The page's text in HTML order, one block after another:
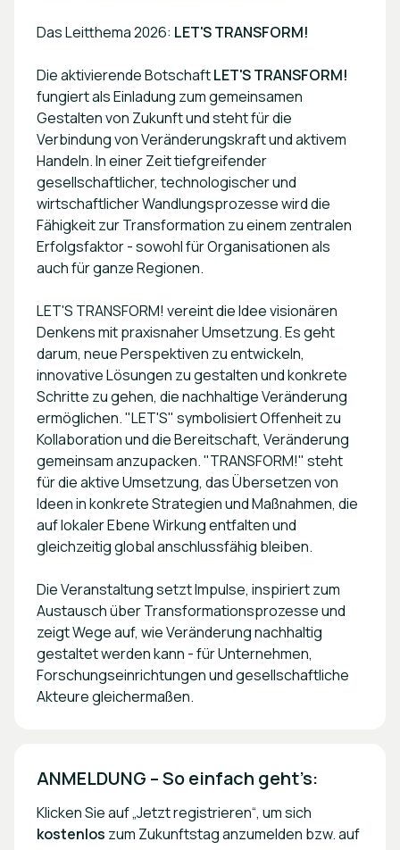
Das Leitthema 2026: LET'S TRANSFORM!
Die aktivierende BotschaftLET'S TRANSFORM!
fungiert als Einladung zum gemeinsamen
Gestalten von Zukunft und steht für die
Verbindung von Veränderungskraft und aktivem
Handeln. In einer Zeit tiefgreifender
gesellschaftlicher, technologischer und
wirtschaftlicher Wandlungsprozesse wird die
Fähigkeit zur Transformation zu einem zentralen
Erfolgsfaktor - sowohl für Organisationen als
auch für ganze Regionen.
LET'S TRANSFORM! vereint die Idee visionären
Denkens mit praxisnaher Umsetzung. Es geht
darum, neue Perspektiven zu entwickeln,
innovative Lösungen zu gestalten und konkrete
Schritte zu gehen, die nachhaltige Veränderung
ermöglichen. "LET'S" symbolisiert Offenheit zu
Kollaboration und die Bereitschaft, Veränderung
gemeinsam anzupacken. "TRANSFORM!" steht
für die aktive Umsetzung, das Übersetzen von
Ideen in konkrete Strategien und Maßnahmen, die
auf lokaler Ebene Wirkung entfalten und
gleichzeitig global anschlussfähig bleiben.
Die Veranstaltung setzt Impulse, inspiriert zum
Austausch über Transformationsprozesse und
zeigt Wege auf, wie Veränderung nachhaltig
gestaltet werden kann - für Unternehmen,
Forschungseinrichtungen und gesellschaftliche
Akteure gleichermaßen.
ANMELDUNG – So einfach geht’s:
Klicken Sie auf „Jetzt registrieren“, um sich
kostenlos zum Zukunftstag anzumelden bzw. auf